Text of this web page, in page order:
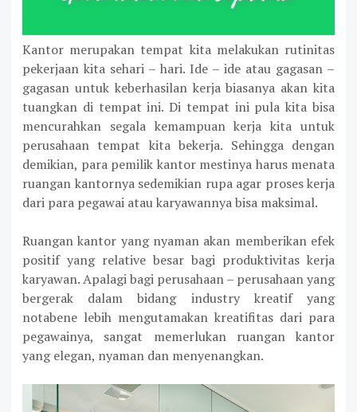
Kantor merupakan tempat kita melakukan rutinitas
pekerjaan kita sehari – hari. Ide – ide atau gagasan –
gagasan untuk keberhasilan kerja biasanya akan kita
tuangkan di tempat ini. Di tempat ini pula kita bisa
mencurahkan segala kemampuan kerja kita untuk
perusahaan tempat kita bekerja. Sehingga dengan
demikian, para pemilik kantor mestinya harus menata
ruangan kantornya sedemikian rupa agar proses kerja
dari para pegawai atau karyawannya bisa maksimal.
Ruangan kantor yang nyaman akan memberikan efek
positif yang relative besar bagi produktivitas kerja
karyawan. Apalagi bagi perusahaan – perusahaan yang
bergerak dalam bidang industry kreatif yang
notabene lebih mengutamakan kreatifitas dari para
pegawainya, sangat memerlukan ruangan kantor
yang elegan, nyaman dan menyenangkan.